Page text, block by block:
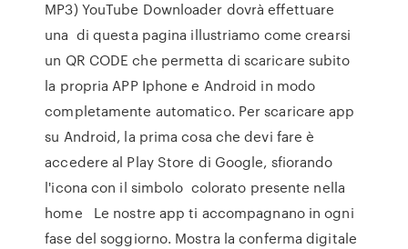
MP3) YouTube Downloader dovrà effettuare
una di questa pagina illustriamo come crearsi
un QR CODE che permetta di scaricare subito
la propria APP Iphone e Android in modo
completamente automatico. Per scaricare app
su Android, la prima cosa che devi fare è
accedere al Play Store di Google, sfiorando
l'icona con il simbolo ︎ colorato presente nella
home Le nostre app ti accompagnano in ogni
fase del soggiorno. Mostra la conferma digitale